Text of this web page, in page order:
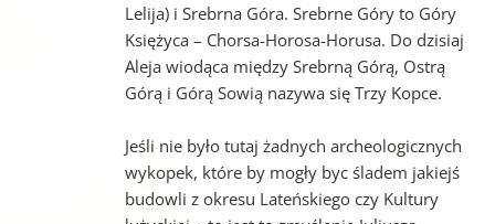
Lelija) i Srebrna Góra. Srebrne Góry to Góry
Księżyca – Chorsa-Horosa-Horusa. Do dzisiaj
Aleja wiodąca między Srebrną Górą, Ostrą
Górą i Górą Sowią nazywa się Trzy Kopce.
Jeśli nie było tutaj żadnych archeologicznych
wykopek, które by mogły byc śladem jakiejś
budowli z okresu Lateńskiego czy Kultury